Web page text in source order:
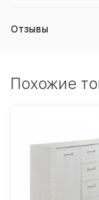
Отзывы
Похожие